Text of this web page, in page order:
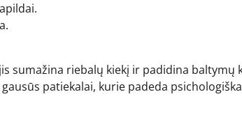
sumažina riebalų kiekį ir padidina baltymų
patiekalai, kurie padeda